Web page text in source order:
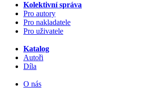
Kolektivní správa
Pro autory
Pro nakladatele
Pro uživatele
Katalog
Autoři
Díla
O nás